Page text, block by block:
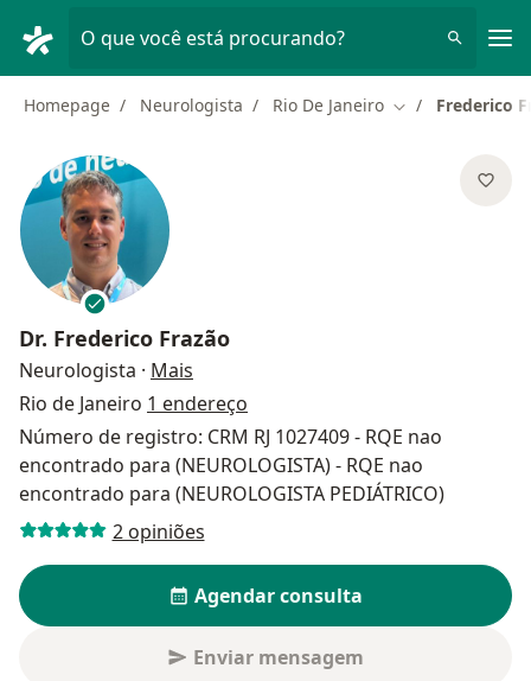
O que você está procurando?
Homepage Neurologista Rio De Janeiro Mudar de cidade
Frederico
Dr. Frederico Frazão
Neurologista · Mais
Rio de Janeiro 1 endereço
Número de registro: CRM RJ 1027409 - RQE nao
encontrado para (NEUROLOGISTA) - RQE nao
encontrado para (NEUROLOGISTA PEDIÁTRICO)
2 opiniões
Agendar consulta
Enviar mensagem